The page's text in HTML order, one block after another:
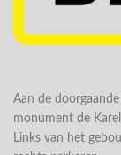
Aan de
monument de
Links van het